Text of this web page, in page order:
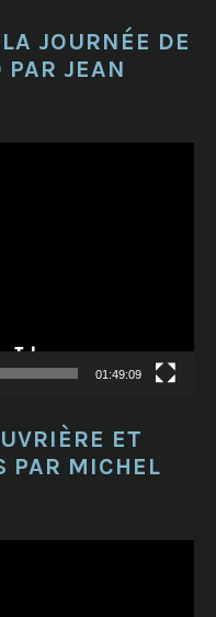
JOURNÉE DE
JEAN
01:49:09
ET
PAR MICHEL